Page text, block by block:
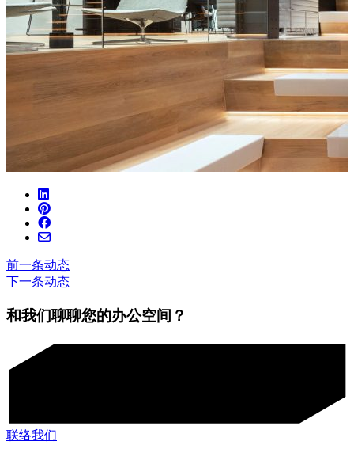
前一条动态
下一条动态
和我们聊聊您的办公空间？
联络我们